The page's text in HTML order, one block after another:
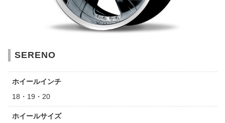
SERENO
ホイールインチ
18・19・20
ホイールサイズ